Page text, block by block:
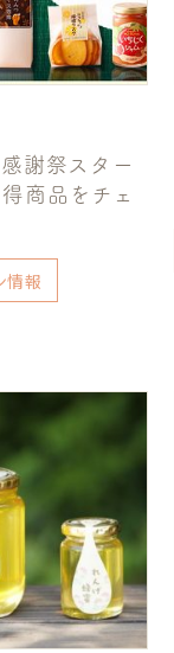
謝祭スター
商品をチェ
情報